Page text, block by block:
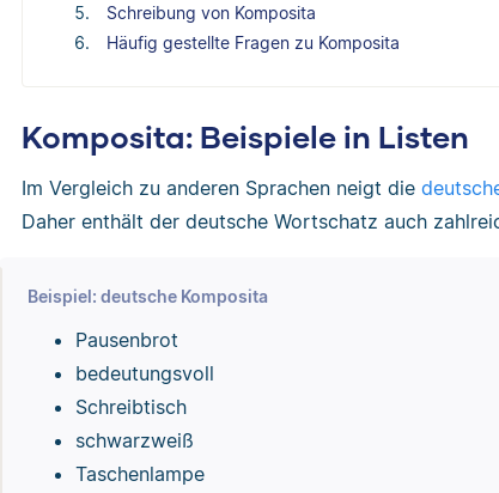
Schreibung von Komposita
Häufig gestellte Fragen zu Komposita
Komposita: Beispiele in Listen
Im Vergleich zu anderen Sprachen neigt die
Daher enthält der deutsche Wortschatz auch
Beispiel: deutsche Komposita
Pausenbrot
bedeutungsvoll
Schreibtisch
schwarzweiß
Taschenlampe